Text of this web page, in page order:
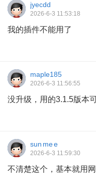
jyecdd
2026-6-3 11:53:18
我的插件不能用了
maple185
2026-6-3 11:56:55
没升级，用的3.1.5版本
sun me e
2026-6-3 11:59:30
不清楚这个，基本就用